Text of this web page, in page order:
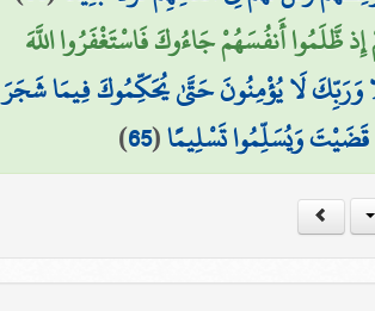
ظَّلَمُوا أَنفُسَهُمْ جَاءُوكَ فَاسْتَغْفَرُوا اللَّهَ
وَرَبِّكَ لَا يُؤْمِنُونَ حَتَّىٰ يُحَكِّمُوكَ فِيمَا شَجَرَ
قَضَيْتَ وَيُسَلِّمُوا تَسْلِيمًا(
65
)